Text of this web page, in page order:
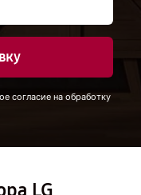
согласие на обработку
LG